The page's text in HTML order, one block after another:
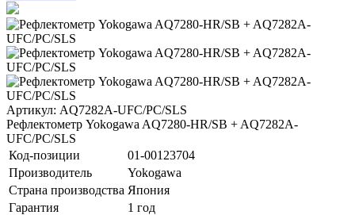
Артикул: AQ7282A-UFC/PC/SLS
Рефлектометр Yokogawa AQ7280-HR/SB + AQ7282A-
UFC/PC/SLS
Код-позиции
01-00123704
Производитель
Yokogawa
Страна производства Япония
Гарантия
1 год